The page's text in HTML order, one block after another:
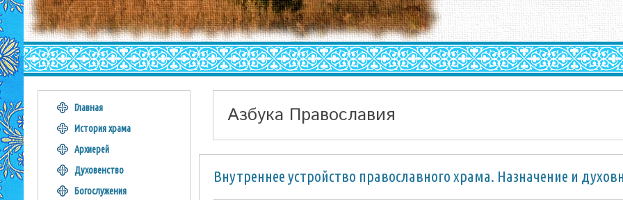
Азбука Православия
Внутреннее устройство православного храма. Назначение и
Главная
История храма
Архиерей
Духовенство
Богослужения